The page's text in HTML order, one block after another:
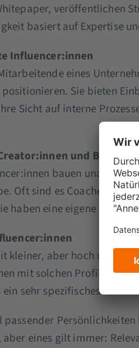
veröffentlichen
basiert auf Expertise
Influencer:innen
eines
positionieren. Sie bieten
Sicht auf interne
und
bauen
Oft sind es Coaches,
haben eine eigene
kleiner, aber hoch
mit solchen Profilen, da
sehr spezifisches
passender
aber eines gilt immer: